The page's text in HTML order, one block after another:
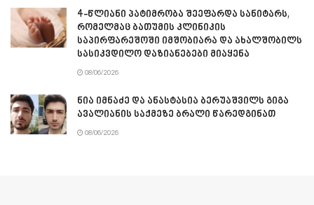
4-წლიანი პატიმრობა შეეფარდა სანიტარს,
რომელმაც ბათუმის კლინიკის
საპირფარეშოში იმშობიარა და ახალშობილს
სასიკვდილო დაზიანებები მიაყენა
08/06/2026
ნია იმნაძე და ანასტასია ბერუაშვილს გიგა
ავალიანის საქმეზე ბრალი წარედგინათ
08/06/2026